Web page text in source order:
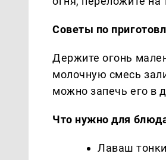
Советы по
Держите огонь
молочную смесь
можно запечь его в
Что нужно для
Лаваш